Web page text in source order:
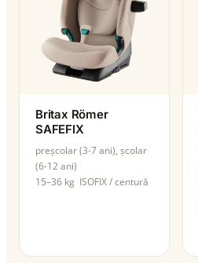
Britax Römer
SAFEFIX
preșcolar (3-7 ani), școlar
(6-12 ani)
15–36 kg ISOFIX / centură